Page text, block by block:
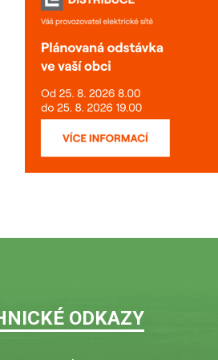
ODKAZY